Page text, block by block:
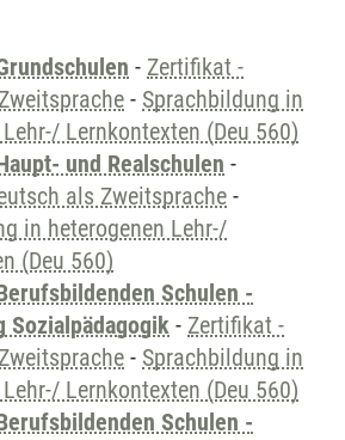
- Zertifikat -
- Sprachbildung in
Lernkontexten (Deu 560)
und Realschulen -
als Zweitsprache -
in heterogenen Lehr-/
(Deu 560)
Schulen -
Sozialpädagogik - Zertifikat -
- Sprachbildung in
Lernkontexten (Deu 560)
Schulen -